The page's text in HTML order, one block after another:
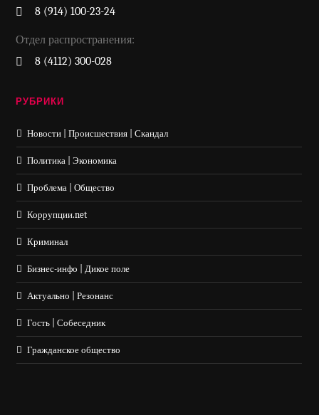
8 (914) 100-23-24
Отдел распространения:
8 (4112) 300-028
РУБРИКИ
Новости | Происшествия | Скандал
Политика | Экономика
Проблема | Общество
Коррупции.net
Криминал
Бизнес-инфо | Дикое поле
Актуально | Резонанс
Гость | Собеседник
Гражданское общество